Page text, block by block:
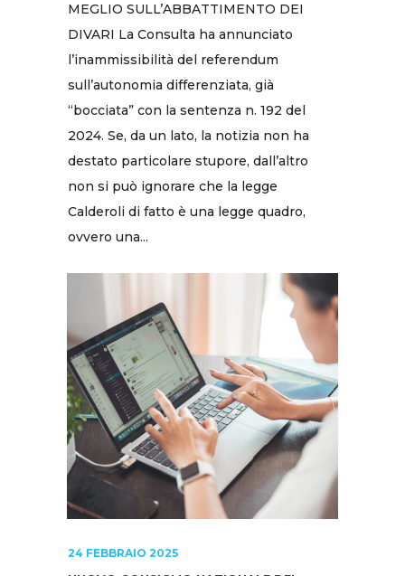
MEGLIO SULL’ABBATTIMENTO DEI
DIVARI La Consulta ha annunciato
l’inammissibilità del referendum
sull’autonomia differenziata, già
“bocciata” con la sentenza n. 192 del
2024. Se, da un lato, la notizia non ha
destato particolare stupore, dall’altro
non si può ignorare che la legge
Calderoli di fatto è una legge quadro,
ovvero una...
24 FEBBRAIO 2025